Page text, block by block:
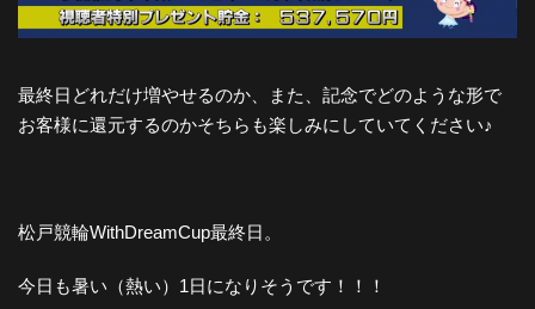
最終日どれだけ増やせるのか、また、記念でどのような形で
お客様に還元するのかそちらも楽しみにしていてください♪
松戸競輪WithDreamCup最終日。
今日も暑い（熱い）1日になりそうです！！！